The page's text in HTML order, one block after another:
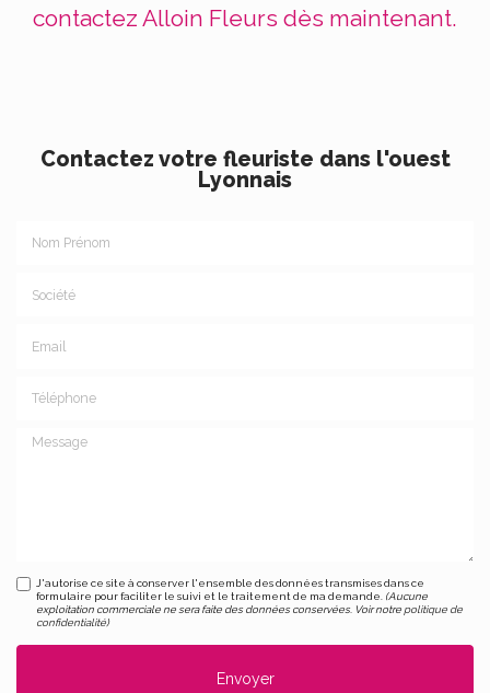
contactez Alloin Fleurs dès maintenant.
Contactez votre fleuriste dans l'ouest
Lyonnais
Message
J'autorise ce site à conserver l'ensemble des données transmises dans ce
formulaire pour faciliter le suivi et le traitement de ma demande. (Aucune
exploitation commerciale ne sera faite des données conservées. Voir notre politique de
confidentialité)